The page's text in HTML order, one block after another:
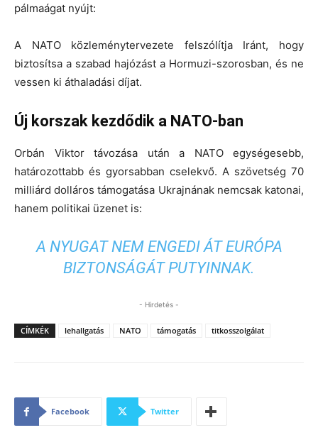
pálmaágat nyújt:
A NATO közleménytervezete felszólítja Iránt, hogy
biztosítsa a szabad hajózást a Hormuzi-szorosban, és ne
vessen ki áthaladási díjat.
Új korszak kezdődik a NATO-ban
Orbán Viktor távozása után a NATO egységesebb,
határozottabb és gyorsabban cselekvő. A szövetség 70
milliárd dolláros támogatása Ukrajnának nemcsak katonai,
hanem politikai üzenet is:
A NYUGAT NEM ENGEDI ÁT EURÓPA
BIZTONSÁGÁT PUTYINNAK.
- Hirdetés -
CÍMKÉK lehallgatás NATO támogatás titkosszolgálat
Facebook Twitter